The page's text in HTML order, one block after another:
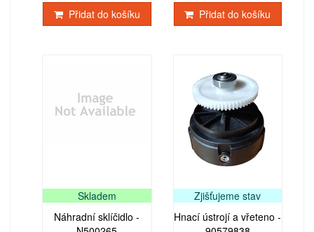
Přidat do košíku Přidat do košíku
Skladem
Náhradní sklíčidlo -
Zjišťujeme stav
Hnací ústrojí a vřeteno -